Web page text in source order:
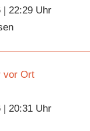
| 22:29 Uhr
vor Ort
| 20:31 Uhr